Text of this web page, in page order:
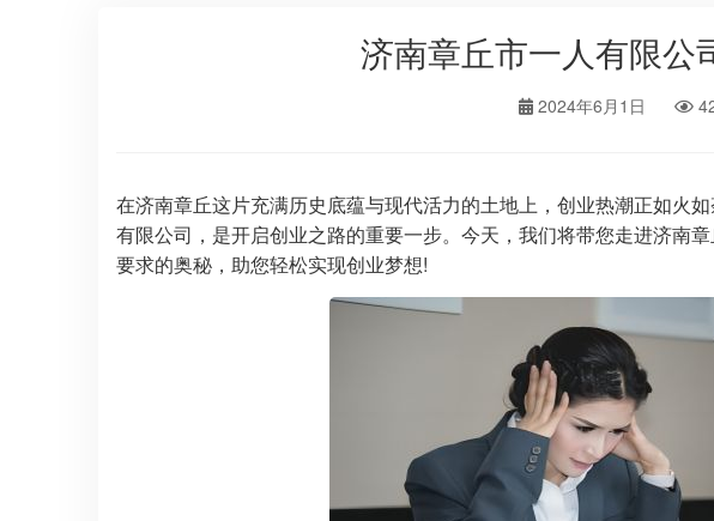
济南章丘市一人有限公
2024年6月1日
在济南章丘这片充满历史底蕴与现代活力的土地上，创业热潮正如火
有限公司，是开启创业之路的重要一步。今天，我们将带您走进济南
要求的奥秘，助您轻松实现创业梦想!